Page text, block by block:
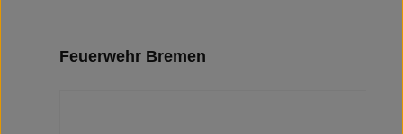
Produktgalerie überspringen
Feuerwehr Bremen